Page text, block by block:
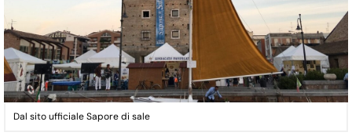
Dal sito ufficiale Sapore di sale